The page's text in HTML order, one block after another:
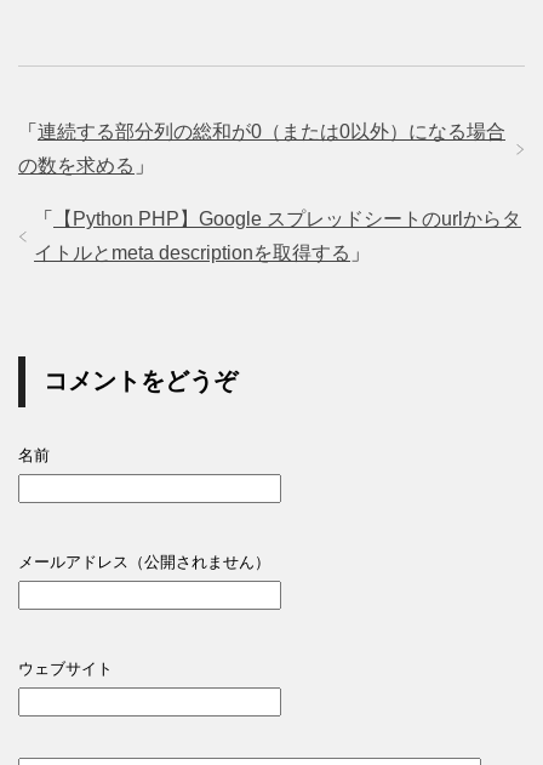
「 連続する部分列の総和が0（または0以外）になる場合
の数を求める 」
「
【Python PHP】Google スプレッドシートのurlからタ
イトルとmeta descriptionを取得する 」
コメントをどうぞ
名前
メールアドレス（公開されません）
ウェブサイト